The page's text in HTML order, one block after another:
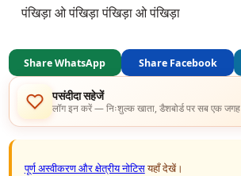
पंखिड़ा ओ पंखिड़ा पंखिड़ा ओ पंखिड़ा
Share WhatsApp Share Facebook
पसंदीदा सहेजें
लॉग इन करें — निःशुल्क खाता, डैशबोर्ड पर सब एक जगह
पूर्ण अस्वीकरण और क्षेत्रीय नोटिसयहाँ देखें।